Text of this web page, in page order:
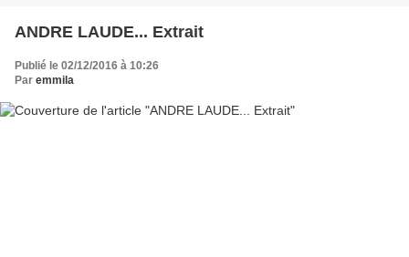
ANDRE LAUDE... Extrait
Publié le 02/12/2016 à 10:26
Par emmila